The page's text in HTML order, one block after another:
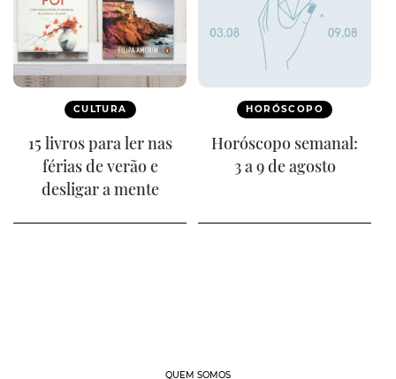
CULTURA
15 livros para ler nas
férias de verão e
desligar a mente
HORÓSCOPO
Horóscopo semanal:
3 a 9 de agosto
QUEM SOMOS